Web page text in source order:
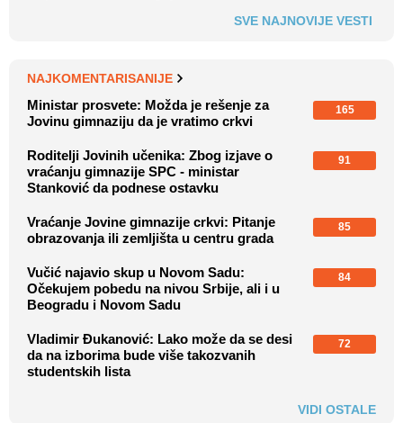
SVE NAJNOVIJE VESTI
NAJKOMENTARISANIJE
Ministar prosvete: Možda je rešenje za
Jovinu gimnaziju da je vratimo crkvi
165
Roditelji Jovinih učenika: Zbog izjave o
vraćanju gimnazije SPC - ministar
Stanković da podnese ostavku
91
Vraćanje Jovine gimnazije crkvi: Pitanje
obrazovanja ili zemljišta u centru grada
85
Vučić najavio skup u Novom Sadu:
Očekujem pobedu na nivou Srbije, ali i u
Beogradu i Novom Sadu
84
Vladimir Đukanović: Lako može da se desi
da na izborima bude više takozvanih
studentskih lista
72
VIDI OSTALE